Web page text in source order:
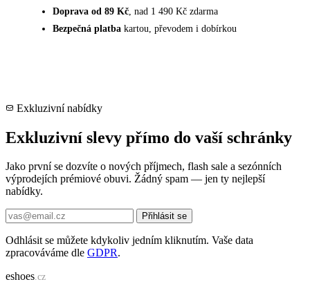
Doprava od 89 Kč , nad 1 490 Kč zdarma
Bezpečná platba kartou, převodem i dobírkou
Exkluzivní nabídky
Exkluzivní slevy přímo do vaší schránky
Jako první se dozvíte o nových příjmech, flash sale a sezónních
výprodejích prémiové obuvi. Žádný spam — jen ty nejlepší
nabídky.
Přihlásit se
Odhlásit se můžete kdykoliv jedním kliknutím. Vaše data
zpracováváme dle GDPR.
eshoes.cz